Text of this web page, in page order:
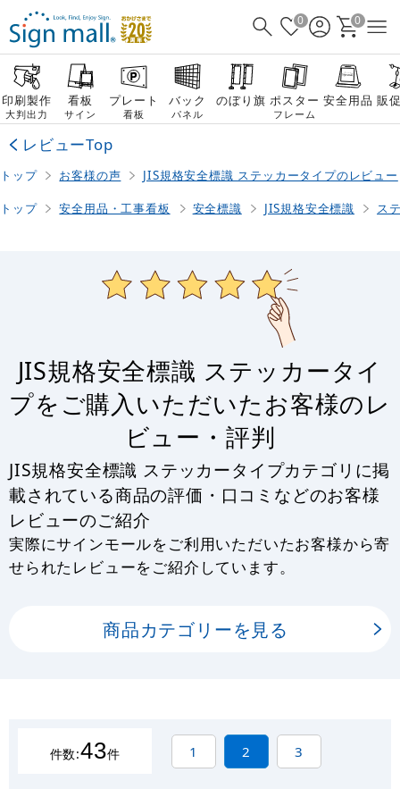
0 0
印刷製作
大判出力
看板
サイン
プレート
看板
バック
パネル
のぼり旗 ポスター
フレーム
安全用品 販
レビューTop
トップ お客様の声 JIS規格安全標識 ステッカータイプのレビュー
トップ 安全用品・工事看板 安全標識 JIS規格安全標識 ス
JIS規格安全標識 ステッカータイ
プをご購入いただいたお客様のレ
ビュー・評判
JIS規格安全標識 ステッカータイプカテゴリに掲
載されている商品の評価・口コミなどのお客様
レビューのご紹介
実際にサインモールをご利用いただいたお客様から寄
せられたレビューをご紹介しています。
商品カテゴリーを見る
件数:43件 1 2 3